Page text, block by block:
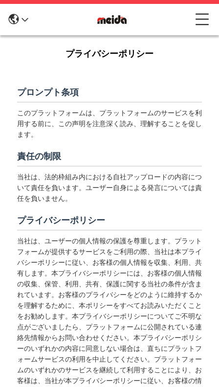
プライバシーポリシー
プロンプト条項
このプラットフォームは、プラットフォームのサービスを利
用する前に、この声明を注意深く読み、理解することを促し
ます。
責任の制限
当社は、法的枠組み内における自社アップロードの内容につ
いて責任を負います。ユーザー自身による発言については責
任を負いません。
プライバシーポリシー
当社は、ユーザーの個人情報の保護を尊重します。プラット
フォームが提供するサービスをご利用の際、当社は本プライ
バシーポリシーに従い、お客様の個人情報を収集、利用、共
有します。本プライバシーポリシーには、お客様の個人情報
の収集、保管、利用、共有、保護に関する当社の条件が含ま
れています。お客様のプライバシーをどのように維持するか
を理解するために、本ポリシーをすべてお読みいただくこと
をお勧めします。本プライバシーポリシーについてご不明な
点がございましたら、プラットフォームに公開されている連
絡先情報からお問い合わせください。本プライバシーポリシ
ーのいずれかの内容に同意しない場合は、直ちにプラットフ
ォームサービスの利用を中止してください。プラットフォー
ムのいずれかのサービスを継続して利用することにより、お
客様は、当社が本プライバシーポリシーに従い、お客様の情